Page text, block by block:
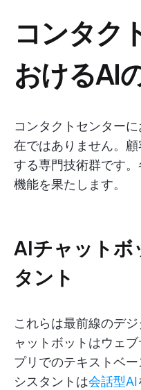
コンタク
おけるAI
コンタクトセンター
在ではありません。
する専門技術群です
機能を果たします。
AIチャットボ
タント
これらは最前線のデ
ャットボットはウェ
プリでのテキストベ
シスタントは会話型AI